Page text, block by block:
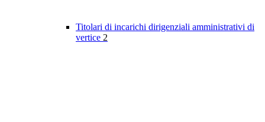
Titolari di incarichi dirigenziali amministrativi di
vertice 2